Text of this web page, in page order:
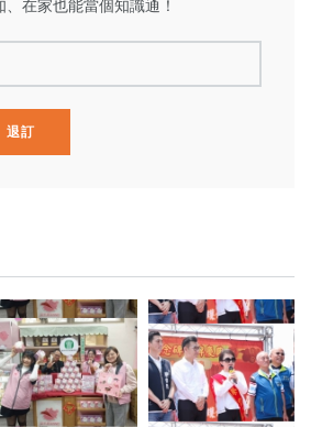
在家也能當個知識通！
退訂